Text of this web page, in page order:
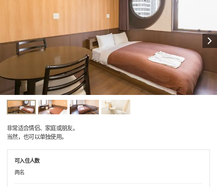
非常适合情侣、家庭或朋友。
当然，也可以单独使用。
可入住人数
两名